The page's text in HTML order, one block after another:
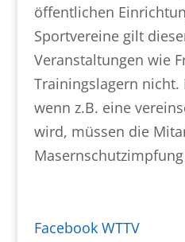
öffentlichen
Sportvereine gilt
Veranstaltungen wie
Trainingslagern nicht.
wenn z.B. eine
wird, müssen die
Facebook WTTV